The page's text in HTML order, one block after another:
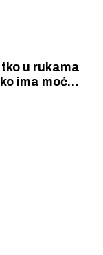
tko u rukama
ima moć